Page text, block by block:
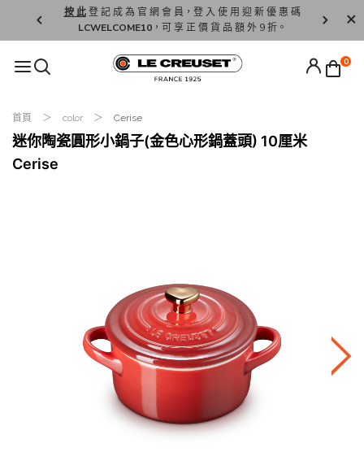
按 此登 記 成 為 官 網 會 員，登 入 使 用 迎 新 優 惠 碼
LCWELCOME10，可 享 正 價 貨 品 額 外 9 折。
香 港 / 澳
0
首頁 color Cerise
迷你陶瓷圓形小鍋子(金色心形鍋蓋頭) 10厘米
Cerise